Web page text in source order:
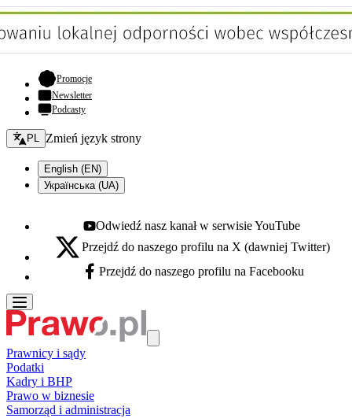
Promocje- otwiera się w nowej karcie
Newsletter
Podcasty
Zmień język - bieżący:
PL Zmień język strony
English (EN)
Українська (UA)
Youtube - otwiera się w nowej karcie
Odwiedź nasz kanał w serwisie YouTube
X - otwiera się w nowej karcie
Przejdź do naszego profilu na X (dawniej Twitter)
Facebook - otwiera się w nowej karcie
Przejdź do naszego profilu na Facebooku
Prawnicy i sądy
Podatki
Kadry i BHP
Prawo w biznesie
Samorząd i administracja